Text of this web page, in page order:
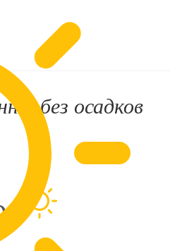
без осадков